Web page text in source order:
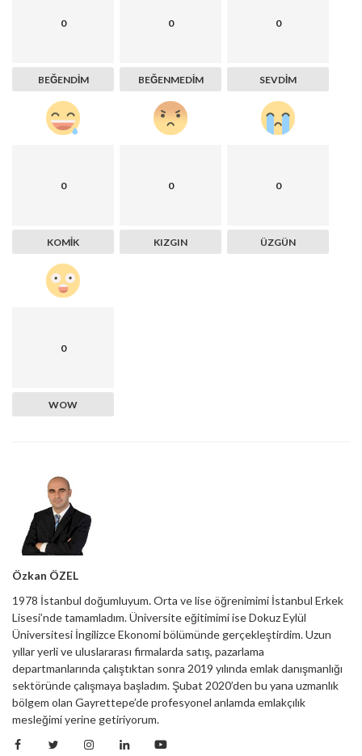
0
BEĞENDIM
0
BEĞENMEDIM
0
SEVDIM
0
KOMIK
0
KIZGIN
0
ÜZGÜN
0
WOW
Özkan ÖZEL
1978 İstanbul doğumluyum. Orta ve lise öğrenimimi İstanbul Erkek
Lisesi’nde tamamladım. Üniversite eğitimimi ise Dokuz Eylül
Üniversitesi İngilizce Ekonomi bölümünde gerçekleştirdim. Uzun
yıllar yerli ve uluslararası firmalarda satış, pazarlama
departmanlarında çalıştıktan sonra 2019 yılında emlak danışmanlığı
sektöründe çalışmaya başladım. Şubat 2020’den bu yana uzmanlık
bölgem olan Gayrettepe’de profesyonel anlamda emlakçılık
mesleğimi yerine getiriyorum.